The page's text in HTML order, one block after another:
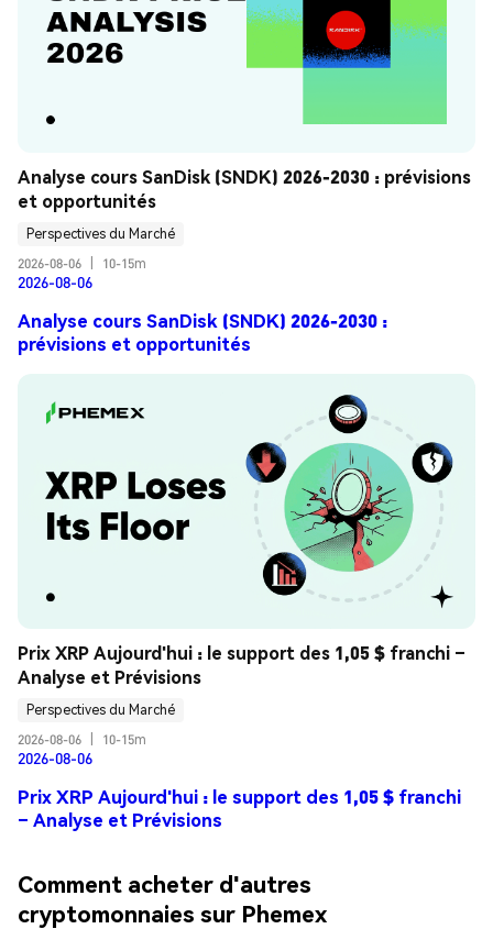
Analyse cours SanDisk (SNDK) 2026-2030 : prévisions
et opportunités
Perspectives du Marché
2026-08-06
10-15m
2026-08-06
Analyse cours SanDisk (SNDK) 2026-2030 :
prévisions et opportunités
Prix XRP Aujourd'hui : le support des 1,05 $ franchi –
Analyse et Prévisions
Perspectives du Marché
2026-08-06
10-15m
2026-08-06
Prix XRP Aujourd'hui : le support des 1,05 $ franchi
– Analyse et Prévisions
Comment acheter d'autres
cryptomonnaies sur Phemex